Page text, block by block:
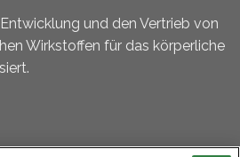
und den Vertrieb von
Wirkstoffen für das körperliche